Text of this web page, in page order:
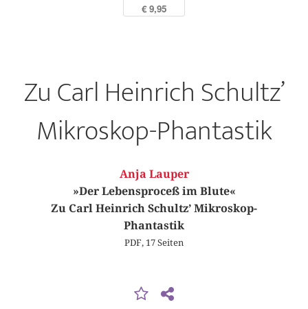
€ 9,95
Zu Carl Heinrich Schultz’
Mikroskop-Phantastik
Anja Lauper
»Der Lebensproceß im Blute«
Zu Carl Heinrich Schultz’ Mikroskop-
Phantastik
PDF, 17 Seiten